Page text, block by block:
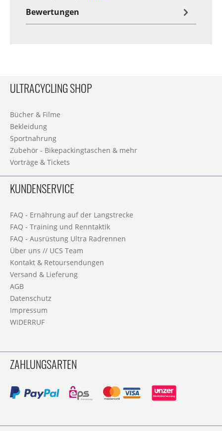
Bewertungen
ULTRACYCLING SHOP
Bücher & Filme
Bekleidung
Sportnahrung
Zubehör - Bikepackingtaschen & mehr
Vorträge & Tickets
KUNDENSERVICE
FAQ - Ernährung auf der Langstrecke
FAQ - Training und Renntaktik
FAQ - Ausrüstung Ultra Radrennen
Über uns // UCS Team
Kontakt & Retoursendungen
Versand & Lieferung
AGB
Datenschutz
Impressum
WIDERRUF
ZAHLUNGSARTEN